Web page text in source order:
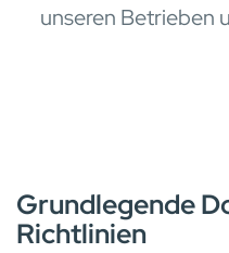
unseren Betrieben
Grundlegende
Richtlinien